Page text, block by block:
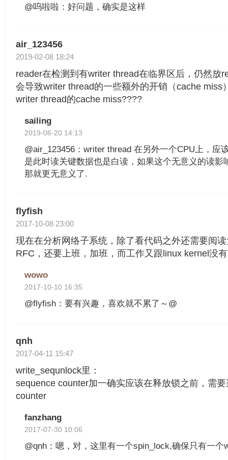
@呜啦啦：好问题，确实是这样
air_123456
2019-02-08 18:24
reader在检测到有writer thread在临界区后，仍然放
会导致writer thread的一些额外的开销（cache
writer thread的cache miss????
sailing
2019-06-20 14:13
@air_123456：writer thread 在另外一个CPU上，应
是此时读关键数据也是白读，如果这个无意义的读影
那就更无意义了.
flyfish
2017-10-08 23:00
现在在分析网络子系统，除了看代码之外还需要阅
RFC，还要上班，加班，而工作又跟linux kernel没
wowo
2017-10-10 16:35
@flyfish：要有兴趣，喜欢就不累了～@
qnh
2017-04-11 15:47
write_sequnlock里：
sequence counter加一确实应该在释放锁之前，需
counter
fanzhang
2017-07-30 10:06
@qnh：嗯，对，这里有一个spin_lock,确保只有一个